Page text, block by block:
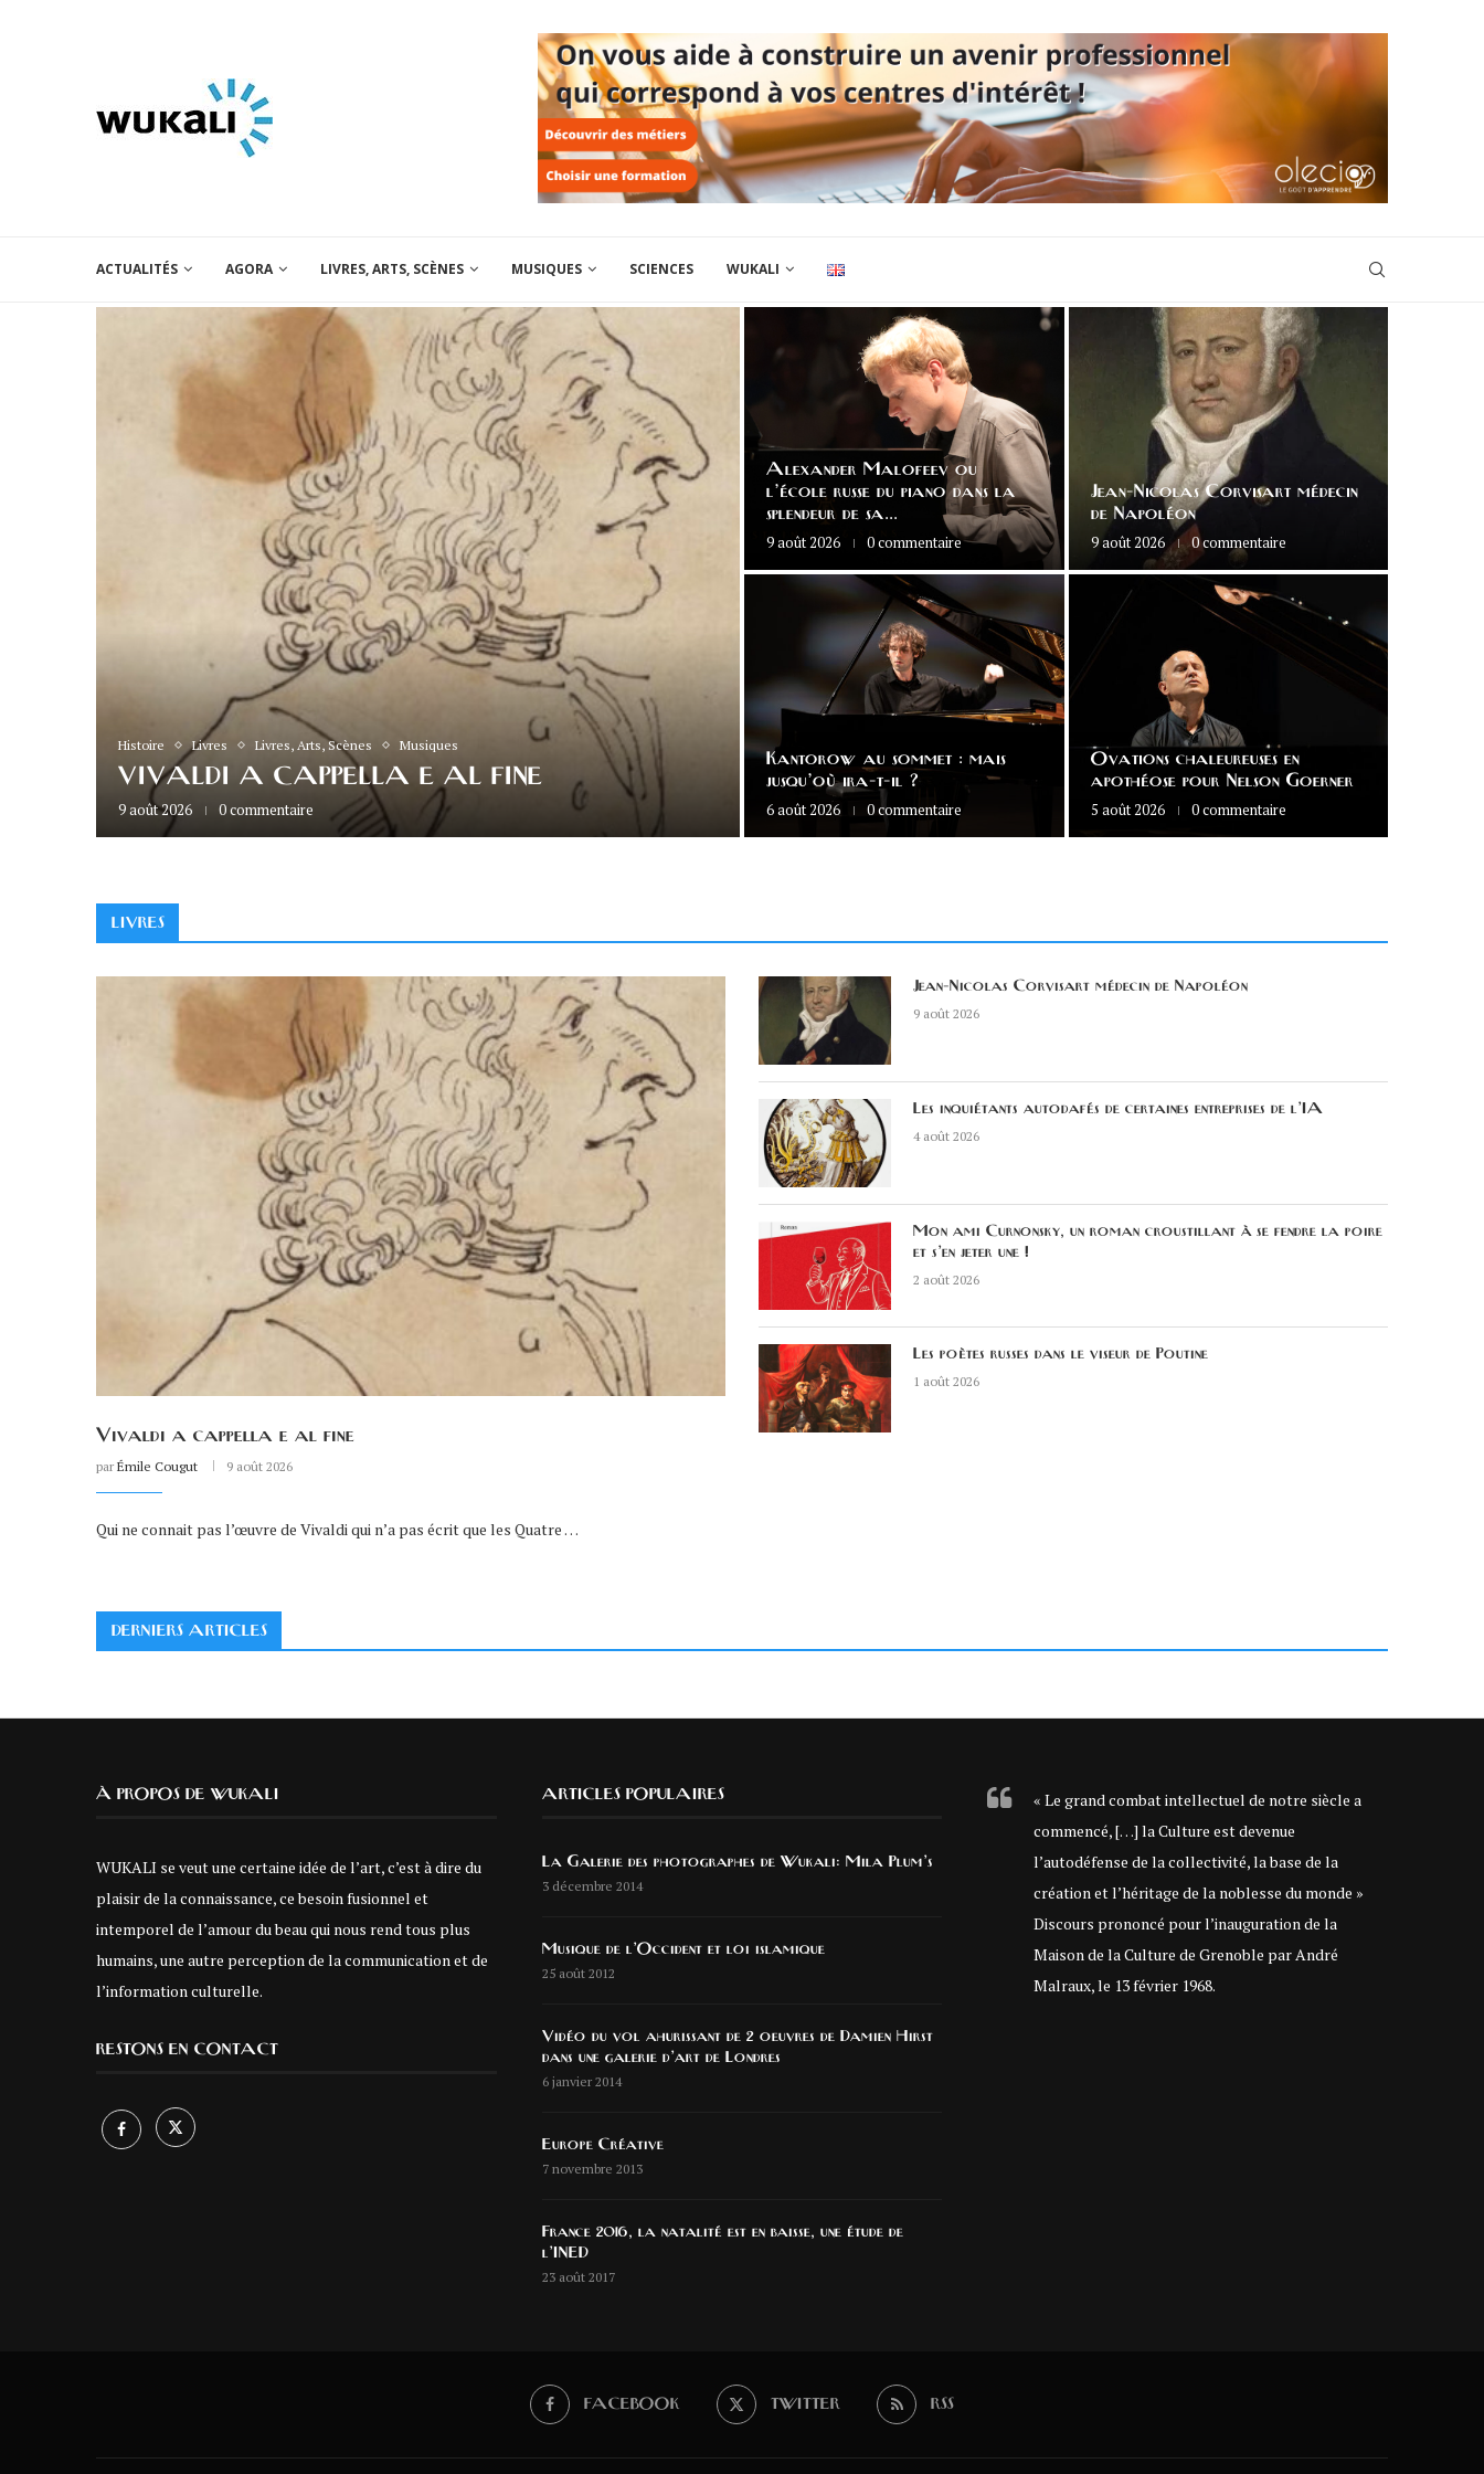
ACTUALITÉS AGORA LIVRES, ARTS, SCÈNES MUSIQUES SCIENCES WUKALI
Histoire Livres Livres, Arts, Scènes Musiques
VIVALDI A CAPPELLA E AL FINE
9 août 2026 0 commentaire
Alexander Malofeev ou
l’école russe du piano dans la
splendeur de sa...
9 août 2026 0 commentaire
Jean-Nicolas Corvisart médecin
de Napoléon
9 août 2026 0 commentaire
Kantorow au sommet : mais
jusqu’où ira-t-il ?
6 août 2026 0 commentaire
Ovations chaleureuses en
apothéose pour Nelson Goerner
5 août 2026 0 commentaire
LIVRES
Vivaldi a cappella e al fine
par Émile Cougut 9 août 2026
Qui ne connait pas l’œuvre de Vivaldi qui n’a pas écrit que les Quatre …
Jean-Nicolas Corvisart médecin de Napoléon
9 août 2026
Les inquiétants autodafés de certaines entreprises de l’IA
4 août 2026
Mon ami Curnonsky, un roman croustillant à se fendre la poire
et s’en jeter une !
2 août 2026
Les poètes russes dans le viseur de Poutine
1 août 2026
DERNIERS ARTICLES
À PROPOS DE WUKALI
WUKALI se veut une certaine idée de l’art, c’est à dire du
plaisir de la connaissance, ce besoin fusionnel et
intemporel de l’amour du beau qui nous rend tous plus
humains, une autre perception de la communication et de
l’information culturelle.
RESTONS EN CONTACT
ARTICLES POPULAIRES
La Galerie des photographes de Wukali: Mila Plum’s
3 décembre 2014
Musique de l’Occident et loi islamique
25 août 2012
Vidéo du vol ahurissant de 2 oeuvres de Damien Hirst
dans une galerie d’art de Londres
6 janvier 2014
Europe Créative
7 novembre 2013
France 2016, la natalité est en baisse, une étude de
l’INED
23 août 2017
« Le grand combat intellectuel de notre siècle a
commencé, […] la Culture est devenue
l’autodéfense de la collectivité, la base de la
création et l’héritage de la noblesse du monde »
Discours prononcé pour l’inauguration de la
Maison de la Culture de Grenoble par André
Malraux, le 13 février 1968.
FACEBOOK TWITTER RSS